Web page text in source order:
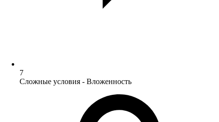
7
Сложные условия - Вложенность